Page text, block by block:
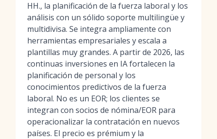
HH., la planificación de la fuerza laboral y los
análisis con un sólido soporte multilingüe y
multidivisa. Se integra ampliamente con
herramientas empresariales y escala a
plantillas muy grandes. A partir de 2026, las
continuas inversiones en IA fortalecen la
planificación de personal y los
conocimientos predictivos de la fuerza
laboral. No es un EOR; los clientes se
integran con socios de nómina/EOR para
operacionalizar la contratación en nuevos
países. El precio es prémium y la